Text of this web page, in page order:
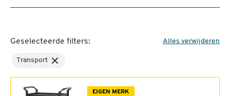
Geselecteerde filters: Alles verwijderen
Transport
EIGEN MERK